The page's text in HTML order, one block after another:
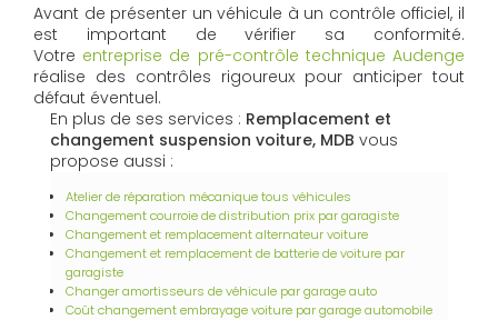
Avant de présenter un véhicule à un contrôle officiel, il
est important de vérifier sa conformité.
Votre entreprise de pré-contrôle technique Audenge
réalise des contrôles rigoureux pour anticiper tout
défaut éventuel.
En plus de ses services : Remplacement et
changement suspension voiture, MDB vous
propose aussi :
Atelier de réparation mécanique tous véhicules
Changement courroie de distribution prix par garagiste
Changement et remplacement alternateur voiture
Changement et remplacement de batterie de voiture par
garagiste
Changer amortisseurs de véhicule par garage auto
Coût changement embrayage voiture par garage automobile